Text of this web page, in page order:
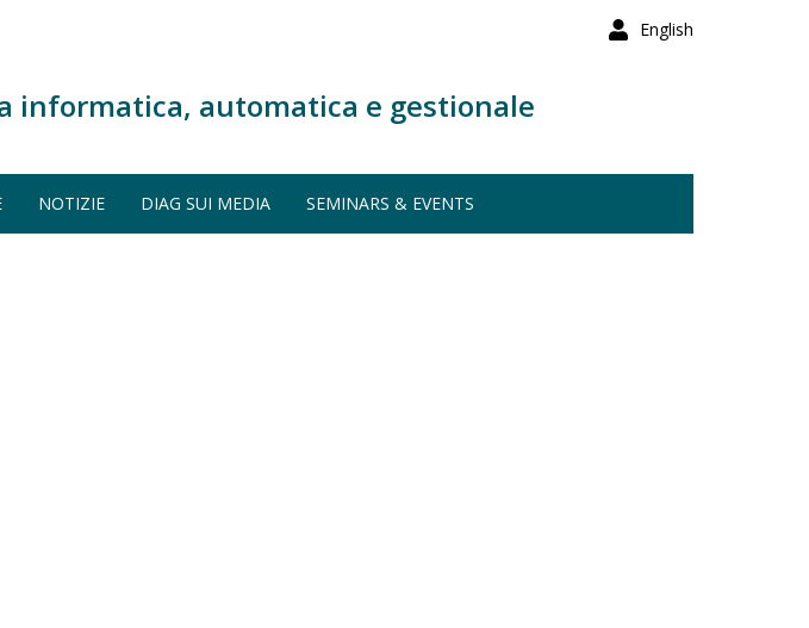
English
informatica, automatica e gestionale
NOTIZIE DIAG SUI MEDIA SEMINARS & EVENTS